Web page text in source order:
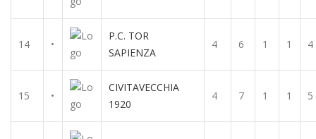
14 •
P.C. TOR
SAPIENZA
4 6 1 1 4
15 •
CIVITAVECCHIA
1920
4 7 1 1 5